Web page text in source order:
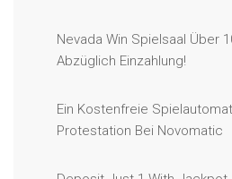
Nevada Win Spielsaal Über
Abzüglich Einzahlung!
Ein Kostenfreie
Protestation Bei Novomatic